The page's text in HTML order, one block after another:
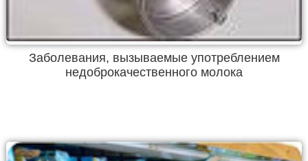
Заболевания, вызываемые употреблением
недоброкачественного молока